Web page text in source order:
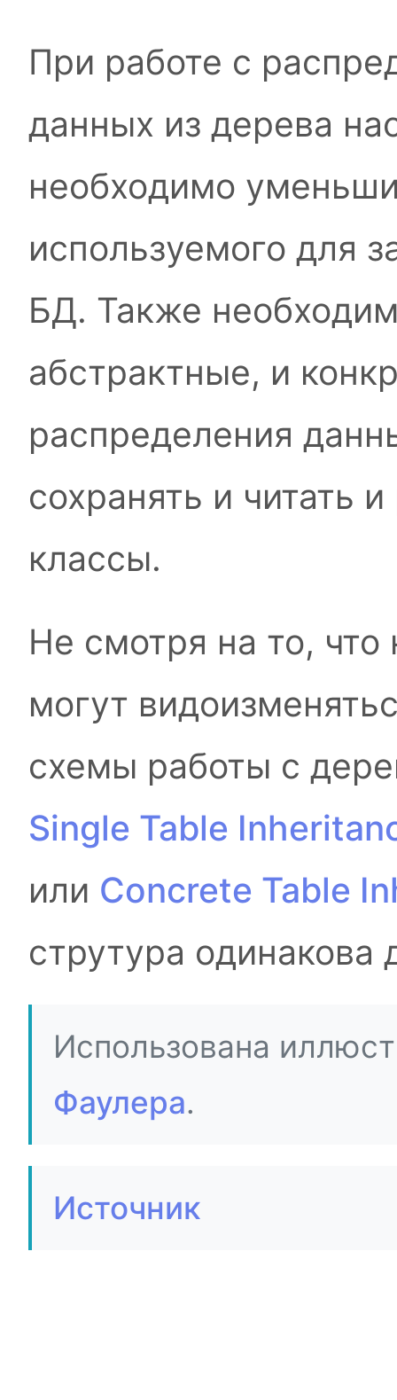
При работе с
данных из дерева
необходимо
используемого для
БД. Также
абстрактные, и
распределения
сохранять и читать
классы.
Не смотря на то,
могут
схемы работы с
Single Table
или Concrete Table
струтура одинакова
Использована
Фаулера.
Источник